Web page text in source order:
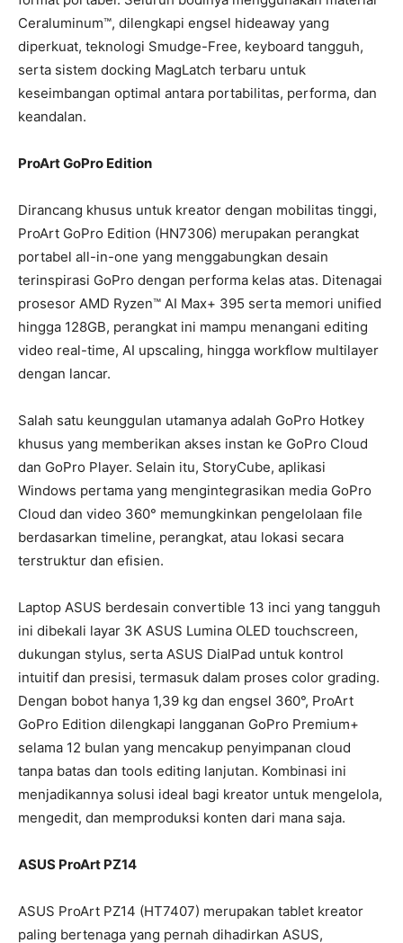
Ceraluminum™, dilengkapi engsel hideaway yang
diperkuat, teknologi Smudge-Free, keyboard tangguh,
serta sistem docking MagLatch terbaru untuk
keseimbangan optimal antara portabilitas, performa, dan
keandalan.
ProArt GoPro Edition
Dirancang khusus untuk kreator dengan mobilitas tinggi,
ProArt GoPro Edition (HN7306) merupakan perangkat
portabel all-in-one yang menggabungkan desain
terinspirasi GoPro dengan performa kelas atas. Ditenagai
prosesor AMD Ryzen™ AI Max+ 395 serta memori unified
hingga 128GB, perangkat ini mampu menangani editing
video real-time, AI upscaling, hingga workflow multilayer
dengan lancar.
Salah satu keunggulan utamanya adalah GoPro Hotkey
khusus yang memberikan akses instan ke GoPro Cloud
dan GoPro Player. Selain itu, StoryCube, aplikasi
Windows pertama yang mengintegrasikan media GoPro
Cloud dan video 360° memungkinkan pengelolaan file
berdasarkan timeline, perangkat, atau lokasi secara
terstruktur dan efisien.
Laptop ASUS berdesain convertible 13 inci yang tangguh
ini dibekali layar 3K ASUS Lumina OLED touchscreen,
dukungan stylus, serta ASUS DialPad untuk kontrol
intuitif dan presisi, termasuk dalam proses color grading.
Dengan bobot hanya 1,39 kg dan engsel 360°, ProArt
GoPro Edition dilengkapi langganan GoPro Premium+
selama 12 bulan yang mencakup penyimpanan cloud
tanpa batas dan tools editing lanjutan. Kombinasi ini
menjadikannya solusi ideal bagi kreator untuk mengelola,
mengedit, dan memproduksi konten dari mana saja.
ASUS ProArt PZ14
ASUS ProArt PZ14 (HT7407) merupakan tablet kreator
paling bertenaga yang pernah dihadirkan ASUS,